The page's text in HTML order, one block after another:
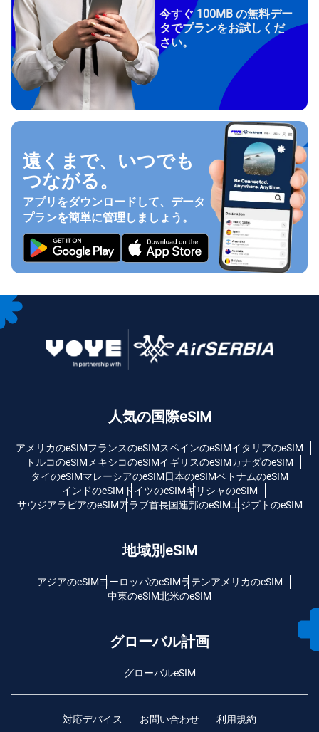
今すぐ 100MB の無料デー
タでプランをお試しくだ
さい。
遠くまで、いつでも
つながる。
アプリをダウンロードして、データ
プランを簡単に管理しましょう。
人気の国際eSIM
アメリカのeSIMフランスのeSIMスペインのeSIMイタリアのeSIM
トルコのeSIM メキシコのeSIMイギリスのeSIMカナダのeSIM
タイのeSIMマレーシアのeSIM日本のeSIMベトナムのeSIM
インドのeSIM ドイツのeSIMギリシャのeSIM
サウジアラビアのeSIMアラブ首長国連邦のeSIMエジプトのeSIM
地域別eSIM
アジアのeSIMヨーロッパのeSIMラテンアメリカのeSIM
中東のeSIM北米のeSIM
グローバル計画
グローバルeSIM
対応デバイス お問い合わせ 利用規約